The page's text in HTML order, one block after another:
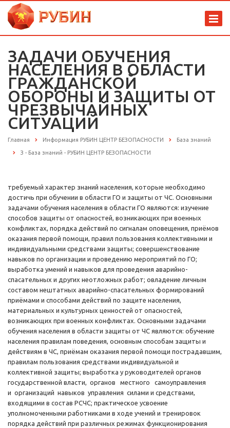
ЗАДАЧИ ОБУЧЕНИЯ
НАСЕЛЕНИЯ В ОБЛАСТИ
ГРАЖДАНСКОЙ
ОБОРОНЫ И ЗАЩИТЫ ОТ
ЧРЕЗВЫЧАЙНЫХ
СИТУАЦИЙ
Главная Информация РУБИН ЦЕНТР БЕЗОПАСНОСТИ База знаний
З - База знаний - РУБИН ЦЕНТР БЕЗОПАСНОСТИ
требуемый характер знаний населения, которые необходимо
достичь при обучении в области ГО и защиты от ЧС. Основными
задачами обучения населения в области ГО являются: изучение
способов защиты от опасностей, возникающих при военных
конфликтах, порядка действий по сигналам оповещения, приёмов
оказания первой помощи, правил пользования коллективными и
индивидуальными средствами защиты; совершенствование
навыков по организации и проведению мероприятий по ГО;
выработка умений и навыков для проведения аварийно-
спасательных и других неотложных работ; овладение личным
составом нештатных аварийно-спасательных формирований
приёмами и способами действий по защите населения,
материальных и культурных ценностей от опасностей,
возникающих при военных конфликтах. Основными задачами
обучения населения в области защиты от ЧС являются: обучение
населения правилам поведения, основным способам защиты и
действиям в ЧС, приёмам оказания первой помощи пострадавшим,
правилам пользования средствами индивидуальной и
коллективной защиты; выработка у руководителей органов
государственной власти, органов местного самоуправления
и организаций навыков управления силами и средствами,
входящими в состав РСЧС; практическое усвоение
уполномоченными работниками в ходе учений и тренировок
порядка действий при различных режимах функционирования